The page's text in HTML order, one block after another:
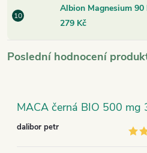
Albion Magnesium
279 Kč
Poslední hodnocení
MACA černá BIO 500 mg
dalibor petr